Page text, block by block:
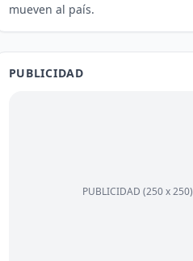
mueven al país.
PUBLICIDAD
PUBLICIDAD (250 x 250)